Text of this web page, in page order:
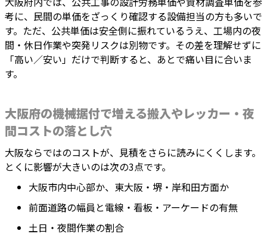
考に、民間の単価をざっくり確認する設備担当の方も多いで
す。ただ、公共単価は安全側に振れているうえ、工場内の夜
間・休日作業や突発リスクは別物です。その差を理解せずに
「高い／安い」だけで判断すると、あとで痛い目に合いま
す。
大阪府の機械据付で増える搬入やレッカー・夜
間コストの落とし穴
大阪ならではのコストが、見積をさらに読みにくくします。
とくに影響が大きいのは次の3点です。
大阪市内中心部か、東大阪・堺・岸和田方面か
前面道路の幅員と電線・看板・アーケードの有無
土日・夜間作業の割合